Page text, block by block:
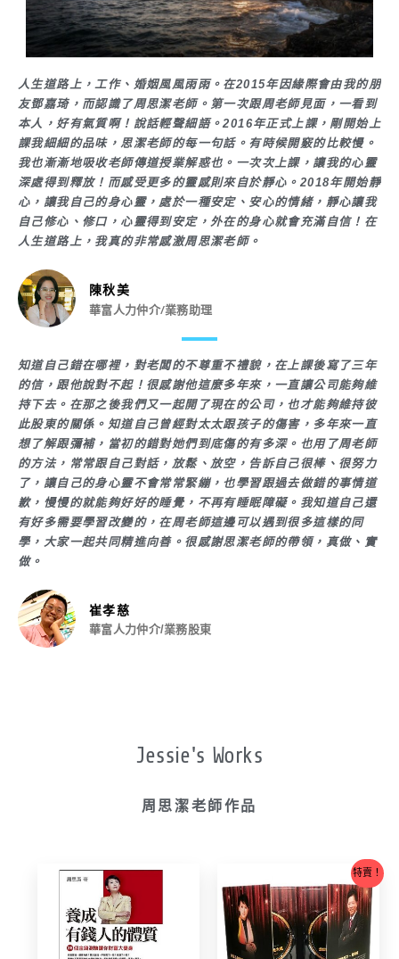
人生道路上，工作、婚姻風風雨雨。在2015年因緣際會由我的朋
友鄧嘉琦，而認識了周思潔老師。第一次跟周老師見面，一看到
本人，好有氣質啊！說話輕聲細語。2016年正式上課，剛開始上
課我細細的品味，思潔老師的每一句話。有時候開竅的比較慢。
我也漸漸地吸收老師傳道授業解惑也。一次次上課，讓我的心靈
深處得到釋放！而感受更多的靈感則來自於靜心。2018年開始靜
心，讓我自己的身心靈，處於一種安定、安心的情緒，靜心讓我
自己修心、修口，心靈得到安定，外在的身心就會充滿自信！在
人生道路上，我真的非常感激周思潔老師。
陳秋美
華富人力仲介/業務助理
知道自己錯在哪裡，對老闆的不尊重不禮貌，在上課後寫了三年
的信，跟他說對不起！很感謝他這麼多年來，一直讓公司能夠維
持下去。在那之後我們又一起開了現在的公司，也才能夠維持彼
此股東的關係。知道自己曾經對太太跟孩子的傷害，多年來一直
想了解跟彌補，當初的錯對她們到底傷的有多深。也用了周老師
的方法，常常跟自己對話，放鬆、放空，告訴自己很棒、很努力
了，讓自己的身心靈不會常常緊繃，也學習跟過去做錯的事情道
歉，慢慢的就能夠好好的睡覺，不再有睡眠障礙。我知道自己還
有好多需要學習改變的，在周老師這邊可以遇到很多這樣的同
學，大家一起共同精進向善。很感謝思潔老師的帶領，真做、實
做。
崔孝慈
華富人力仲介/業務股東
Jessie's Works
周思潔老師作品
特賣！
始
價
格：
NT$1000。
目
前
價
格：
NT$800